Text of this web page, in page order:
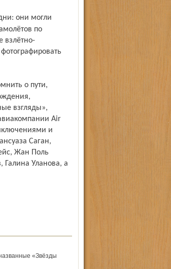
по
взлётно-
взгляды»,
Air
и
Саган,
Жан Поль
Уланова, а
«Звёзды